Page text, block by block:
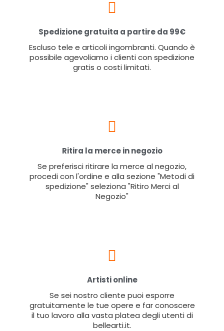
Spedizione gratuita a partire da 99€
Escluso tele e articoli ingombranti. Quando è
possibile agevoliamo i clienti con spedizione
gratis o costi limitati.
Ritira la merce in negozio
Se preferisci ritirare la merce al negozio,
procedi con l'ordine e alla sezione "Metodi di
spedizione" seleziona "Ritiro Merci al
Negozio"
Artisti online
Se sei nostro cliente puoi esporre
gratuitamente le tue opere e far conoscere
il tuo lavoro alla vasta platea degli utenti di
bellearti.it.